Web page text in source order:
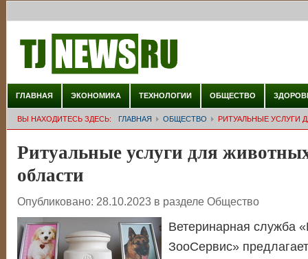
ГЛАВНАЯ ЭКОНОМИКА ТЕХНОЛОГИИ ОБЩЕСТВО
ВЫ НАХОДИТЕСЬ ЗДЕСЬ: ГЛАВНАЯ ОБЩЕСТВО РИТУАЛЬНЫЕ УСЛУГИ
Ритуальные услуги для
области
Опубликовано: 28.10.2023 в разделе Общество
Ветеринарная служба
ЗооСервис»